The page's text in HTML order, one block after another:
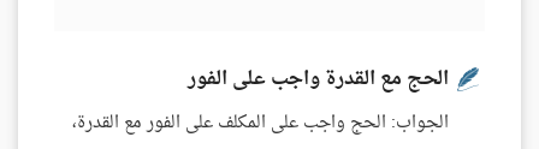
الحج مع القدرة واجب على الفور
الجواب: الحج واجب على المكلف على الفور مع القدرة،